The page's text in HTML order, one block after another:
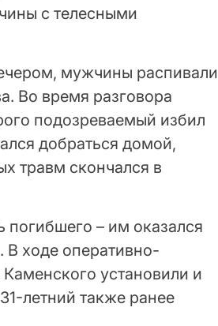
с телесными
мужчины распивали
Во время разговора
подозреваемый избил
добраться домой,
травм скончался в
погибшего – им оказался
ходе оперативно-
установили и
летний также ранее